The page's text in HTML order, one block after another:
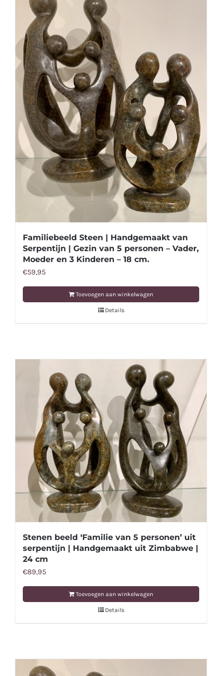
Familiebeeld Steen | Handgemaakt van
Serpentijn | Gezin van 5 personen – Vader,
Moeder en 3 Kinderen – 18 cm.
€59,95
Toevoegen aan winkelwagen
Details
Stenen beeld ‘Familie van 5 personen’ uit
serpentijn | Handgemaakt uit Zimbabwe |
24 cm
€89,95
Toevoegen aan winkelwagen
Details